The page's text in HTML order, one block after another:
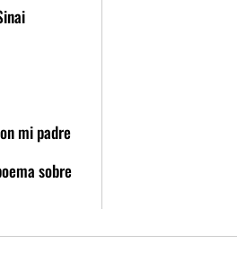
mi padre
sobre